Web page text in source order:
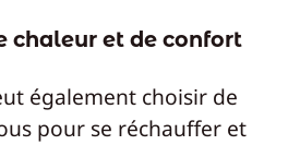
chaleur et de confort
également choisir de
pour se réchauffer et